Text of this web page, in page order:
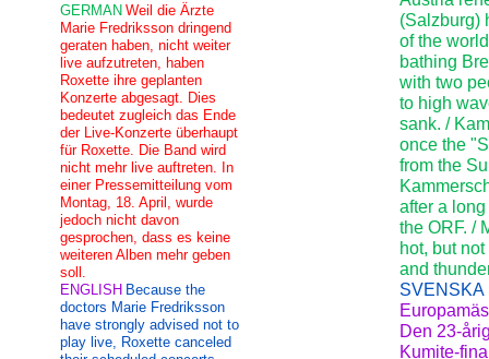
(Salzburg)
of the
bathing
with two
to high
sank. /
once the
from the
after a
the ORF. /
hot, but
and
SVENSKA
Den 23-
Kumite-
GERMAN Weil die Ärzte
Marie Fredriksson dringend
geraten haben, nicht weiter
live aufzutreten, haben
Roxette ihre geplanten
Konzerte abgesagt. Dies
bedeutet zugleich das Ende
der Live-Konzerte überhaupt
für Roxette. Die Band wird
nicht mehr live auftreten. In
einer Pressemitteilung vom
Montag, 18. April, wurde
jedoch nicht davon
gesprochen, dass es keine
weiteren Alben mehr geben
soll.
ENGLISH Because the
doctors Marie Fredriksson
have strongly advised not to
play live, Roxette canceled